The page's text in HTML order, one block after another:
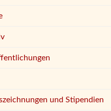
und Stipendien